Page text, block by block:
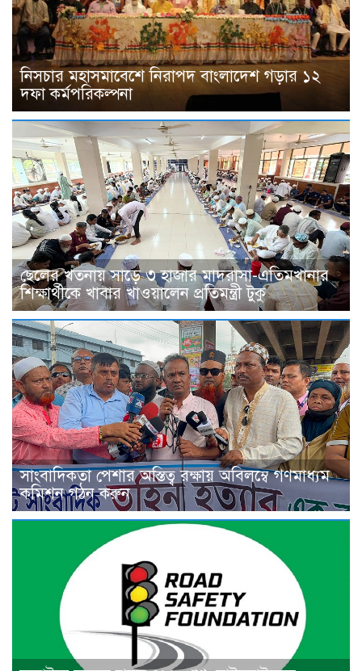
নিসচার মহাসমাবেশে নিরাপদ বাংলাদেশ গড়ার ১২
দফা কর্মপরিকল্পনা
ছেলের খতনায় সাড়ে ৩ হাজার মাদরাসা-এতিমখানার
শিক্ষার্থীকে খাবার খাওয়ালেন প্রতিমন্ত্রী টুকু
সাংবাদিকতা পেশার অস্তিত্ব রক্ষায় অবিলম্বে গণমাধ্যম
কমিশন গঠন করুন ‎